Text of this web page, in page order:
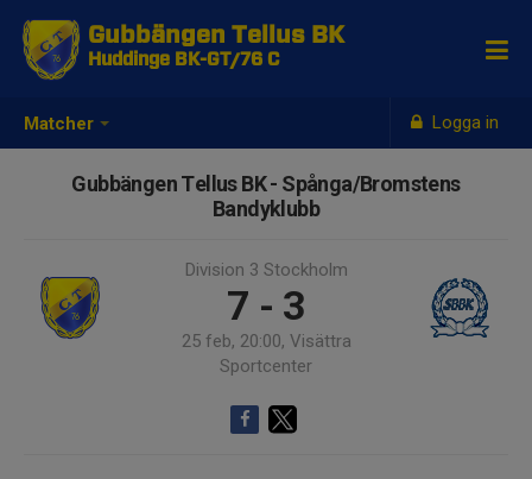
Matcher Logga in
Gubbängen Tellus BK
Huddinge BK-GT/76 C
Gubbängen Tellus BK - Spånga/Bromstens
Bandyklubb
Division 3 Stockholm
7 - 3
25 feb, 20:00, Visättra
Sportcenter